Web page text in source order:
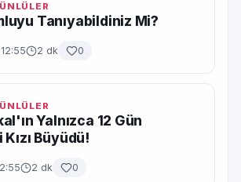
Tanıyabildiniz Mi?
2 dk 0
Yalnızca 12 Gün
Büyüdü!
2 dk 0